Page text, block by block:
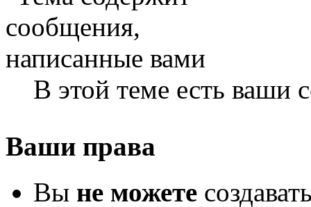
В этой теме есть ваши
Ваши права
Вы не можете